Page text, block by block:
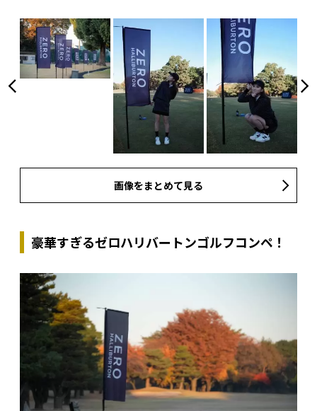
画像をまとめて見る
豪華すぎるゼロハリバートンゴルフコンペ！